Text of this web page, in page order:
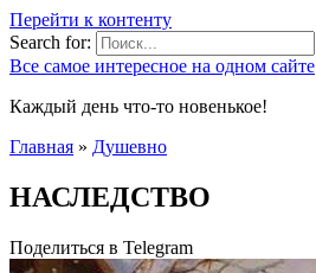
Перейти к контенту
Search for:
Все самое интересное на одном сайте
Каждый день что-то новенькое!
Главная » Душевно
НАСЛЕДСТВО
Поделиться в Telegram